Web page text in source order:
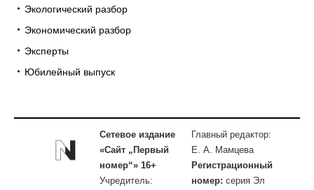
Экологический разбор
Экономический разбор
Эксперты
Юбилейный выпуск
Сетевое издание
«Сайт „Первый
номер“» 16+
Учредитель:
Главный редактор:
Е. А. Мамцева
Регистрационный
номер: серия Эл